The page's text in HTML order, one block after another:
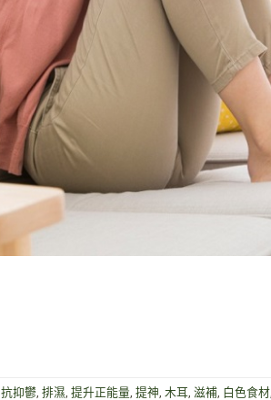
抗抑鬱 排濕 提升正能量 提神 木耳 滋補, 白色食材,